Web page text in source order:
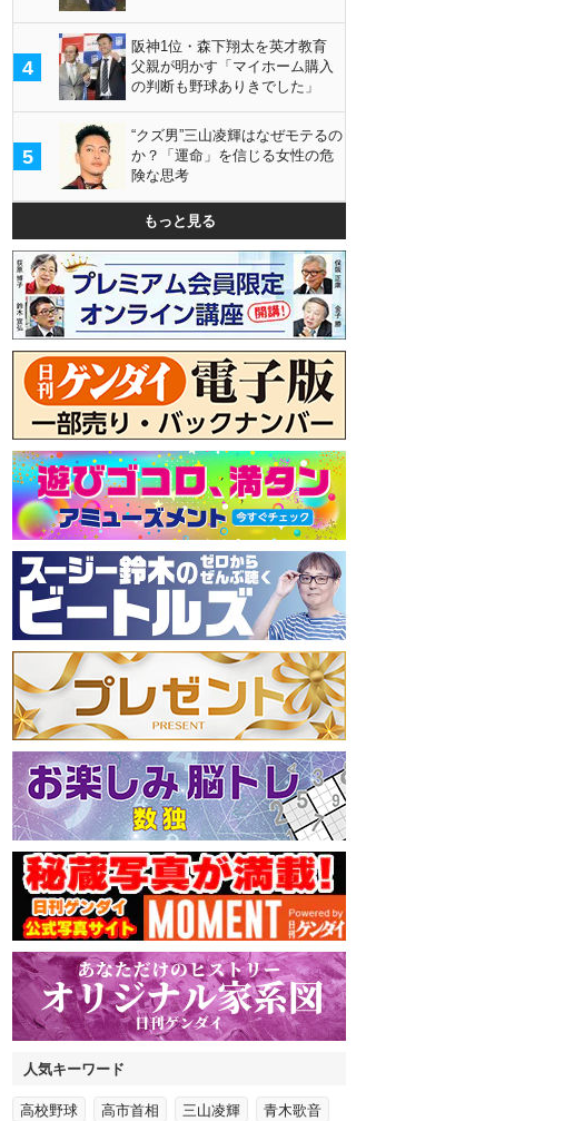
4
阪神1位・森下翔太を英才教育
父親が明かす「マイホーム購入
の判断も野球ありきでした」
5
“クズ男”三山凌輝はなぜモテるの
か？「運命」を信じる女性の危
険な思考
もっと見る
人気キーワード
高校野球 高市首相 三山凌輝 青木歌音